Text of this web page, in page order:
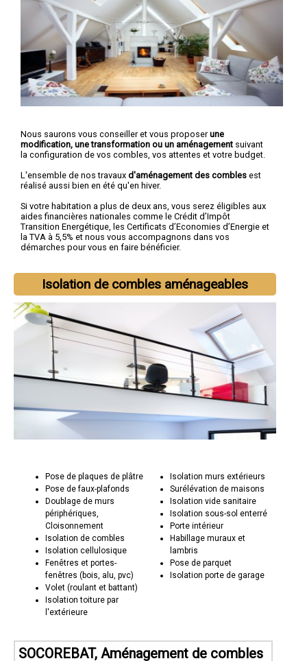
Nous saurons vous conseiller et vous proposerune
modification, une transformation ou un aménagement suivant
la configuration de vos combles, vos attentes et votre budget.
L'ensemble de nos travaux d'aménagement des combles est
réalisé aussi bien en été qu'en hiver.
Si votre habitation a plus de deux ans, vous serez éligibles aux
aides financières nationales comme le Crédit d’Impôt
Transition Energétique, les Certificats d’Economies d’Energie et
la TVA à 5,5% et nous vous accompagnons dans vos
démarches pour vous en faire bénéficier.
Isolation de combles aménageables
Pose de plaques de plâtre
Pose de faux-plafonds
Doublage de murs
périphériques,
Cloisonnement
Isolation de combles
Isolation cellulosique
Fenêtres et portes-
fenêtres (bois, alu, pvc)
Volet (roulant et battant)
Isolation toiture par
l'extérieure
Isolation murs extérieurs
Surélévation de maisons
Isolation vide sanitaire
Isolation sous-sol enterré
Porte intérieur
Habillage muraux et
lambris
Pose de parquet
Isolation porte de garage
SOCOREBAT, Aménagement de combles